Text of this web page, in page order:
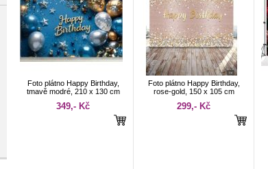
Foto plátno Happy Birthday,
tmavě modré, 210 x 130 cm
349,- Kč
Foto plátno Happy Birthday,
rose-gold, 150 x 105 cm
299,- Kč